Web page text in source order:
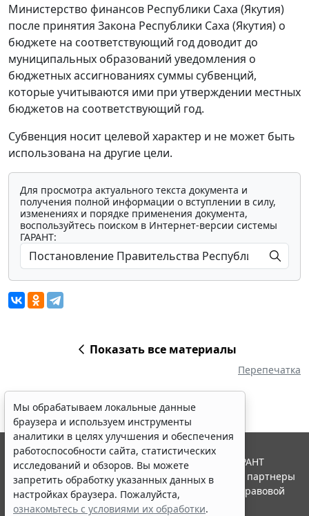
Министерство финансов Республики Саха (Якутия)
после принятия Закона Республики Саха (Якутия) о
бюджете на соответствующий год доводит до
муниципальных образований уведомления о
бюджетных ассигнованиях суммы субвенций,
которые учитываются ими при утверждении местных
бюджетов на соответствующий год.
Субвенция носит целевой характер и не может быть
использована на другие цели.
Для просмотра актуального текста документа и
получения полной информации о вступлении в силу,
изменениях и порядке применения документа,
воспользуйтесь поиском в Интернет-версии системы
ГАРАНТ:
Показать все материалы
Перепечатка
Мы обрабатываем локальные данные
браузера и используем инструменты
аналитики в целях улучшения и обеспечения
работоспособности сайта, статистических
исследований и обзоров. Вы можете
запретить обработку указанных данных в
настройках браузера. Пожалуйста,
ознакомьтесь с условиями их обработки.
© ООО "НПП "ГАРАНТ-СЕРВИС", 2026. Система ГАРАНТ
выпускается с 1990 года. Компания "Гарант" и ее партнеры
являются участниками Российской ассоциации правовой
информации ГАРАНТ.